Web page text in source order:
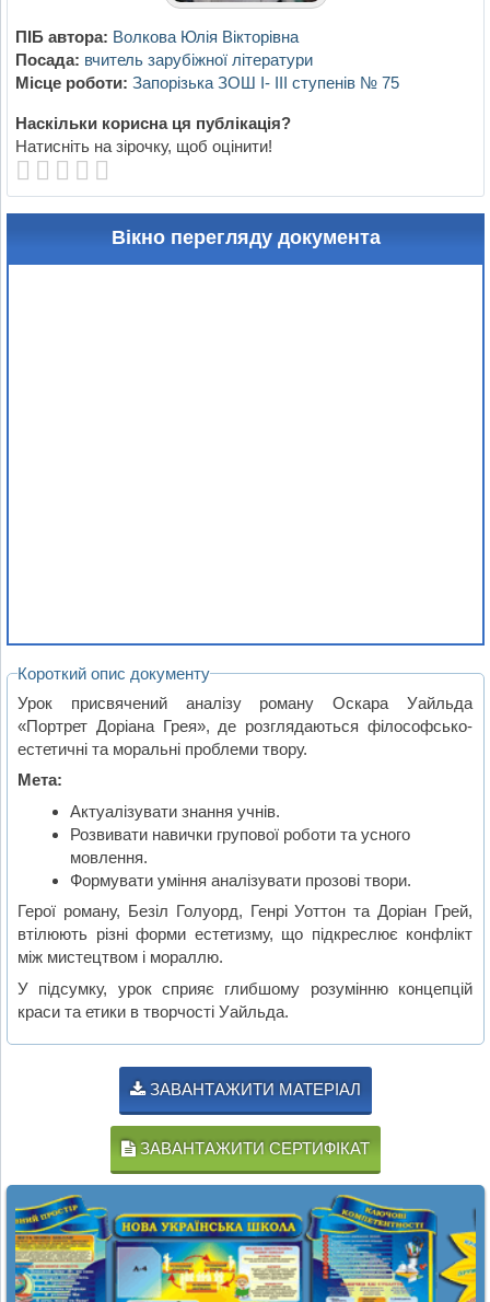
ПІБ автора: Волкова Юлія Вікторівна
Посада: вчитель зарубіжної літератури
Місце роботи: Запорізька ЗОШ I- III ступенів № 75
Наскільки корисна ця публікація?
Натисніть на зірочку, щоб оцінити!
Вікно перегляду документа
Короткий опис документу
Урок присвячений аналізу роману Оскара Уайльда
«Портрет Доріана Грея», де розглядаються філософсько-
естетичні та моральні проблеми твору.
Мета:
Актуалізувати знання учнів.
Розвивати навички групової роботи та усного
мовлення.
Формувати уміння аналізувати прозові твори.
Герої роману, Безіл Голуорд, Генрі Уоттон та Доріан Грей,
втілюють різні форми естетизму, що підкреслює конфлікт
між мистецтвом і мораллю.
У підсумку, урок сприяє глибшому розумінню концепцій
краси та етики в творчості Уайльда.
ЗАВАНТАЖИТИ МАТЕРІАЛ
ЗАВАНТАЖИТИ СЕРТИФІКАТ